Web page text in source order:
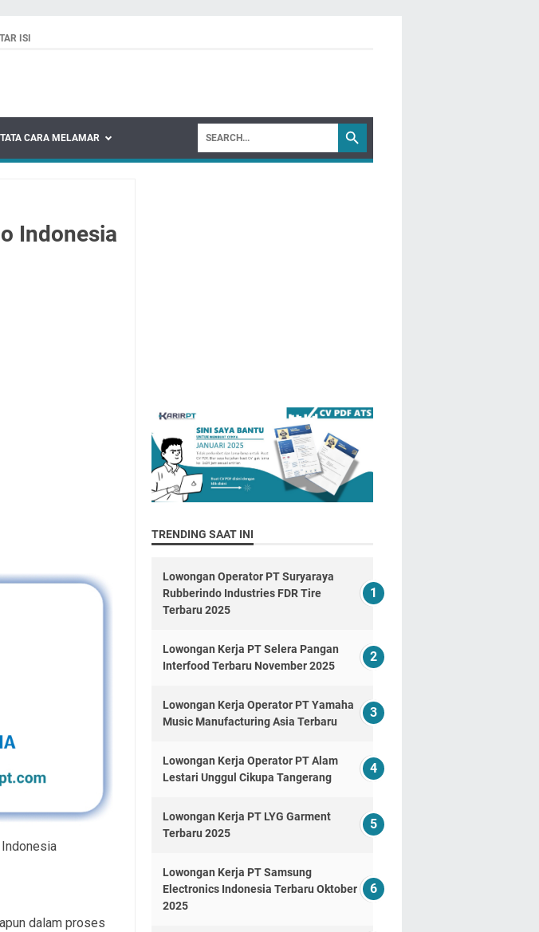
ISI
TATA CARA MELAMAR
Indonesia
dalam proses
TRENDING SAAT INI
Lowongan Operator PT Suryaraya
Rubberindo Industries FDR Tire
Terbaru 2025
Lowongan Kerja PT Selera Pangan
Interfood Terbaru November 2025
Lowongan Kerja Operator PT Yamaha
Music Manufacturing Asia Terbaru
Lowongan Kerja Operator PT Alam
Lestari Unggul Cikupa Tangerang
Lowongan Kerja PT LYG Garment
Terbaru 2025
Lowongan Kerja PT Samsung
Electronics Indonesia Terbaru Oktober
2025